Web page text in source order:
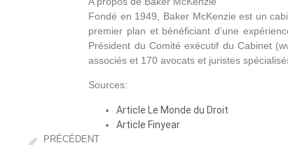
Fondé en 1949, Baker McKenzie est un
premier plan et bénéficiant d’une
Président du Comité exécutif du Cabinet
associés et 170 avocats et juristes
Sources:
Article Le Monde du Droit
Article Finyear
PRÉCÉDENT